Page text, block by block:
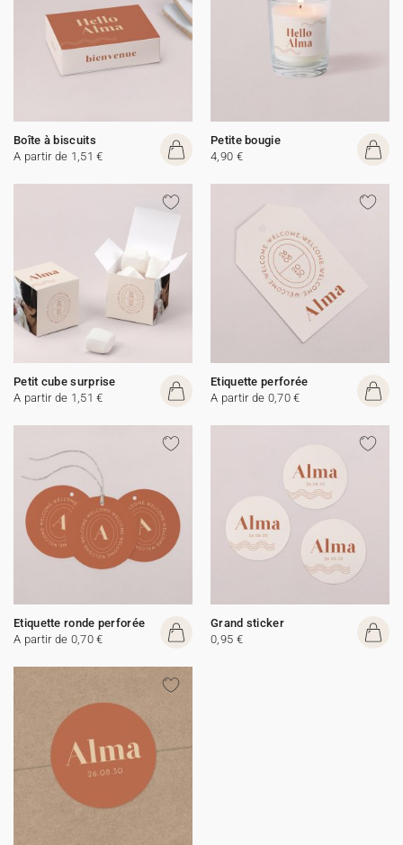
Boîte à biscuits
A partir de 1,51 €
Petite bougie
4,90 €
Petit cube surprise
A partir de 1,51 €
Etiquette perforée
A partir de 0,70 €
Etiquette ronde perforée
A partir de 0,70 €
Grand sticker
0,95 €